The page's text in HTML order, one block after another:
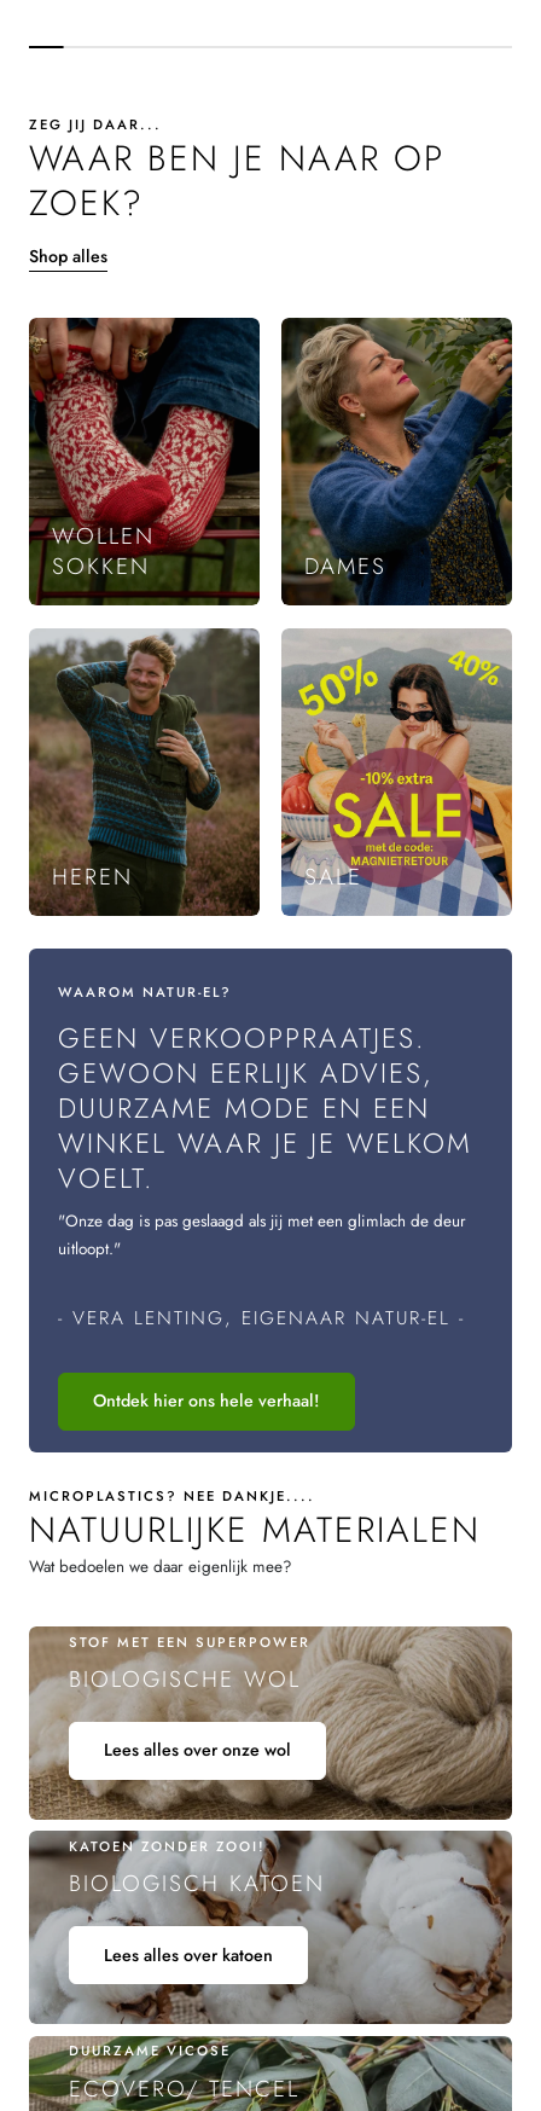
ZEG JIJ DAAR...
WAAR BEN JE NAAR OP
ZOEK?
Shop alles
WOLLEN
SOKKEN
DAMES
HEREN SALE
WAAROM NATUR-EL?
GEEN VERKOOPPRAATJES.
GEWOON EERLIJK ADVIES,
DUURZAME MODE EN EEN
WINKEL WAAR JE JE WELKOM
VOELT.
"Onze dag is pas geslaagd als jij met een glimlach de deur
uitloopt."
- VERA LENTING, EIGENAAR NATUR-EL -
Ontdek hier ons hele verhaal!
MICROPLASTICS? NEE DANKJE....
NATUURLIJKE MATERIALEN
Wat bedoelen we daar eigenlijk mee?
STOF MET EEN SUPERPOWER
BIOLOGISCHE WOL
Lees alles over onze wol
KATOEN ZONDER ZOOI!
BIOLOGISCH KATOEN
Lees alles over katoen
DUURZAME VICOSE
ECOVERO/ TENCEL